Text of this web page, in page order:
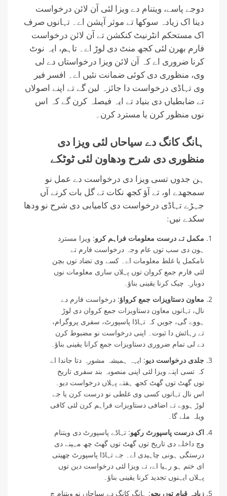
دوجے پاسے، ویتنام دے ویزا لئی آن لائن درخواست
دینا اک زیادہ سوکھا تے موثر آپشن اے۔ تہانوں صرف
اک مستحکم انٹرنیٹ کنکشن تے آن لائن درخواست
فارم بھرن لئی کجھ منٹ دی لوڑ اے۔ تاہم، ایہ نوٹ
کرنا ضروری اے کہ آن لائن ویزا درخواستاں دے لی
وی، منظوری دی کوئی ضمانت نئیں اے۔ افسر فیر
وی تہاڈی درخواست دا جائزہ لین گے تے اپنے اصولاں
تے ضابطیاں دی بنیاد تے ایہ فیصلہ کرن گے کہ اس
نوں منظور کرن یا مسترد کرن۔
ہانگ کانگ دے سیاحاں لئی ویزا دی
منظوری دی شرح ودھاون لئی ٹوٹکے
ہن جدوں تسی ویزا دی درخواست دے عمل نو
سمجھدے او، تے آؤ کجھ نکات تے گل بات کرنے آں
جہڑے تہاڈی درخواست دی کامیابی دی شرح نو ودھا
سکدے نیں:
مکمل تے درست معلومات فراہم کرو: ویزا مسترد
ہون دی سب توں عام وجہ درخواست فارم تے
نامکمل یا غلط معلومات اے۔ کسے وی تضاد توں بچن
لئی فارم جمع کروان توں پہلاں ساری معلومات نوں
دوبارہ چیک کرنا یقینی بناؤ۔
معاون دستاویزات جمع کرواؤ: درخواست فارم دے
نال، تہانوں معاون دستاویزات جمع کروان دی لوڑ
ہووے گی، جویں کہ تہاڈا پاسپورٹ، سفری پروگرام،
تے رہائش دا ثبوت۔ اپنی درخواست نو مضبوط کرن
دے لی تمام ضروری دستاویزات جمع کرانا یقینی بناؤ۔
جلدی درخواست دیو: ایہہ ہمیشہ مشورہ دتا جاندا اے
کہ تسی اپنے ویزا لئی اپنی منصوبہ بند سفری تاریخ
توں گھٹ توں گھٹ کجھ ہفتے پہلاں درخواست دیو۔
اس نال تہانوں کسی وی غلطی نو درست کرن یا جے
لوڑ ہووے تے اضافی دستاویزات فراہم کرن لئی کافی
ویلہ ملے گا۔
اک درست پاسپورٹ رکھو: تہاڈے پاسپورٹ دی ویتنام
وچ داخلے دی تاریخ توں گھٹ توں گھٹ چھ مہینے دی
درستگی ہونی چاہیدی اے۔ جے تہاڈا پاسپورٹ چھیتی
ای ختم ہو رہیا اے، تے ویزا لئی درخواست دین توں
پہلاں ایہنوں تجدید کرنا یقینی بناؤ۔
زیادہ قیام توں بچو: ہانگ کانگ دے سیاحاں نو ویتنام چ